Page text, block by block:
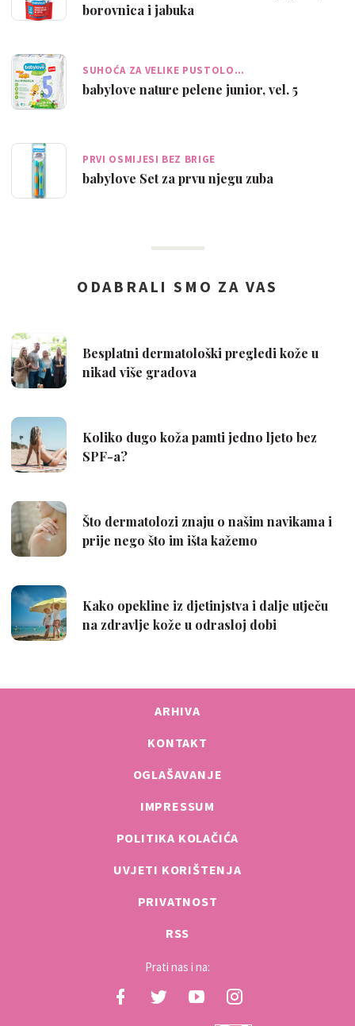
borovnica i jabuka
SUHOĆA ZA VELIKE PUSTOLO…
babylove nature pelene junior, vel. 5
PRVI OSMIJESI BEZ BRIGE
babylove Set za prvu njegu zuba
ARHIVA
KONTAKT
OGLAŠAVANJE
IMPRESSUM
POLITIKA KOLAČIĆA
UVJETI KORIŠTENJA
PRIVATNOST
RSS
Prati nas i na: